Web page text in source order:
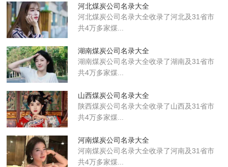
河北煤炭公司名录大全
河北煤炭公司名录大全收录了河北及31省市
共4万多家煤...
湖南煤炭公司名录大全
湖南煤炭公司名录大全收录了湖南及31省市
共4万多家煤...
山西煤炭公司名录大全
陕西煤炭公司名录大全收录了山西及31省市
共4万多家煤...
河南煤炭公司名录大全
河南煤炭公司名录大全收录了河南及31省市
共4万多家煤...